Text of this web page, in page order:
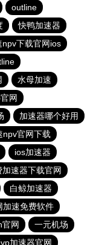
outline
快鸭加速器
npv下载官网ios
水母加速
网
加速器哪个好用
npv官网下载
ios加速器
速器下载官网
白鲸加速器
加速免费软件
官网
一元机场
加速器官网